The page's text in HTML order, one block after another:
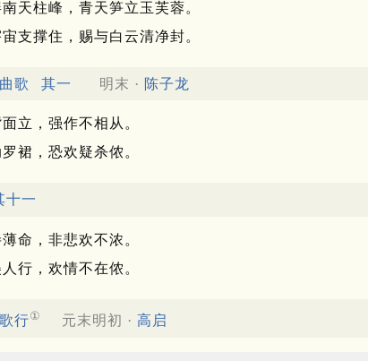
天柱峰，青天笋立玉芙蓉。
支撑住，赐与白云清净封。
歌 其一 明末 · 陈子龙
立，强作不相从。
裙，恐欢疑杀侬。
十一
命，非悲欢不浓。
行，欢情不在侬。
行① 元末明初 · 高启